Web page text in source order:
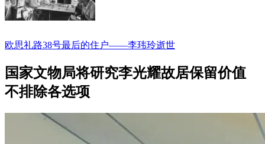
欧思礼路38号最后的住户——李玮玲逝世
国家文物局将研究李光耀故居保留价值
不排除各选项